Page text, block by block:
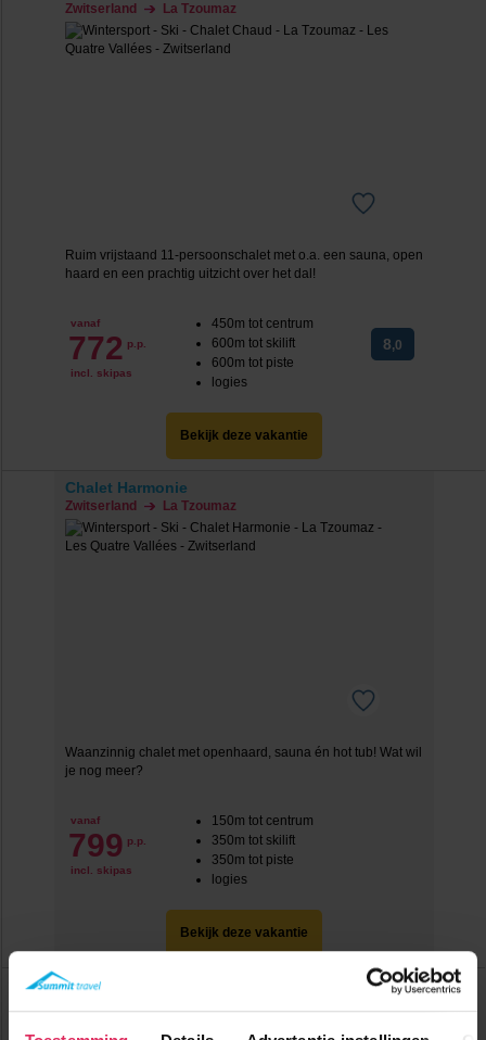
Zwitserland La Tzoumaz
Ruim vrijstaand 11-persoonschalet met o.a. een sauna, open
haard en een prachtig uitzicht over het dal!
vanaf
772 p.p.
incl. skipas
450m tot centrum
600m tot skilift
600m tot piste
logies
8,0
Bekijk deze vakantie
Chalet Harmonie
Zwitserland La Tzoumaz
Waanzinnig chalet met openhaard, sauna én hot tub! Wat wil
je nog meer?
vanaf
799 p.p.
incl. skipas
150m tot centrum
350m tot skilift
350m tot piste
logies
Bekijk deze vakantie
Chalet Julia